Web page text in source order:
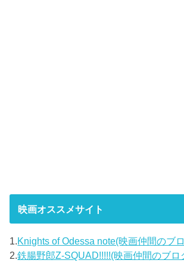
映画オススメサイト
1.Knights of Odessa note(映画仲間のブ
2.鉄腸野郎Z-SQUAD!!!!!(映画仲間のブロ